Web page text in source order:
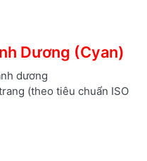
Dương (Cyan)
dương
(theo tiêu chuẩn ISO